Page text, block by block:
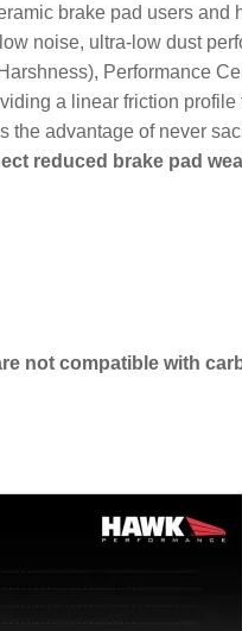
brake pad users
noise, ultra-low dust
Performance
a linear friction
the advantage of never
reduced brake pad
not compatible with